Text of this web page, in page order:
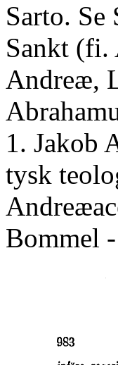
Sarto.
Sankt (fi.
Andreæ,
1. Jakob
tysk
Bommel